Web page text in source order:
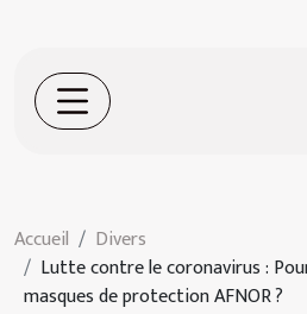
Accueil
Divers
Lutte contre le coronavirus :
masques de protection AFNOR ?